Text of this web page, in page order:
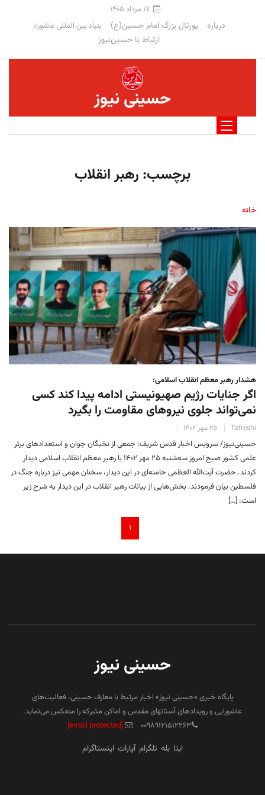
۱۷ مرداد ۱۴۰۵
درباره پورتال بزرگ امام حسین(ع) بنیاد بین المللی عاشوراء
ارتباط با حسین‌نیوز
حسینی نیوز
برچسب: رهبر انقلاب
خانه
هشدار رهبر معظم انقلاب اسلامی:
اگر جنایات رژیم صهیونیستی ادامه پیدا کند کسی
نمی‌‎تواند جلوی نیروهای مقاومت را بگیرد
Tafreshi ۲۵ مهر ۱۴۰۲
حسینی‌نیوز/ سرویس اخبار قدس شریف: جمعی از نخبگان جوان و استعدادهای برتر
علمی کشور صبح امروز سه‌شنبه ۲۵ مهر ۱۴۰۲ با رهبر معظم انقلاب اسلامی دیدار
کردند. حضرت آیت‌الله العظمی خامنه‌ای در این دیدار، سخنان مهمی نیز درباره جنگ در
فلسطین بیان فرمودند. بخش‌هایی از بیانات رهبر انقلاب در این دیدار به شرح زیر
است: […]
۱
حسینی نیوز
پایگاه خبری «حسینی نیوز» اخبار مرتبط با معارف حسینی، فعالیت‌های
عاشورایی و رویدادهای آستانهای مقدس و اماکن متبرکه را منعکس می‌نماید.
۰۰۹۸۹۱۲۱۵۱۲۲۶۳
[email protected]
ایتا بله تلگرام آپارات اینستاگرام